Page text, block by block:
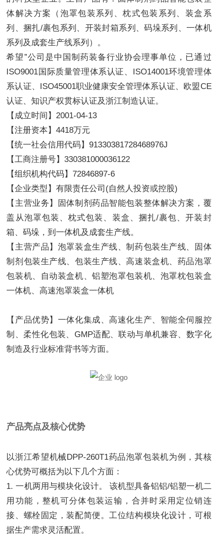
体解决方案（泡罩包装系列、枕式包装系列、装盒系
列、捆扎/裹包系列、开装封箱系列、码垛系列、一体机
系列及成套生产线系列）。
希望”公司是中国制药装备行业协会理事单位，已通过
ISO9001国际质量管理体系认证、ISO14001环境管理体
系认证、ISO45001职业健康安全管理体系认证、欧盟CE
认证、知识产权贯标认证及浙江制造认证。
【成立时间】2001-04-13
【注册资本】4418万元
【统一社会信用代码】91330381728468976J
【工商注册号】330381000036122
【组织机构代码】72846897-6
【企业类型】有限责任公司(自然人投资或控股)
【主营业务】固体制剂药品智能包装整体解决方案，覆
盖从泡罩包装、枕式包装、装盒、捆扎/裹包、开装封
箱、码垛，到一体机及成套生产线。
【主营产品】泡罩装盒生产线、制药包装生产线、固体
制剂包装生产线、包装生产线、高速装盒机、药品泡罩
包装机、自动装盒机、铝塑泡罩包装机、泡罩枕包装盒
一体机、高速泡罩装盒一体机
【产品优势】一体化集成、高速化生产、智能全伺服控
制、柔性化包装、GMP适配、联动与单机兼容、数字化
制造及行业标准背书等方面。
产品亮点及核心优势
以浙江希望机械DPP-260T1药品泡罩包装机为例，其核
心优势可概括为以下几个方面：
1. 一机两用与模块化设计。 该机型具备铝铝/铝塑一机二
用功能，整机可分体包装运输，合并时采用定位销连
接、螺栓固定，装配简便。工位结构模块化设计，可根
据生产需求灵活配置。